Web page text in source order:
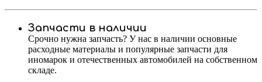
Запчасти в наличии
Срочно нужна запчасть? У нас в наличии основные
расходные материалы и популярные запчасти для
иномарок и отечественных автомобилей на собственном
складе.